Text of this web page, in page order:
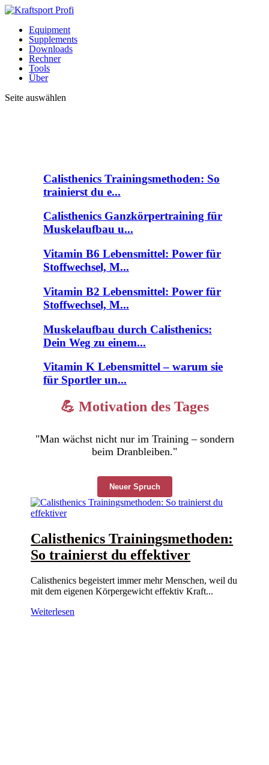
Equipment
Supplements
Downloads
Rechner
Tools
Über
Seite auswählen
Calisthenics Trainingsmethoden: So
trainierst du e...
Calisthenics Ganzkörpertraining für
Muskelaufbau u...
Vitamin B6 Lebensmittel: Power für
Stoffwechsel, M...
Vitamin B2 Lebensmittel: Power für
Stoffwechsel, M...
Muskelaufbau durch Calisthenics:
Dein Weg zu einem...
Vitamin K Lebensmittel – warum sie
für Sportler un...
💪 Motivation des Tages
"Man wächst nicht nur im Training – sondern
beim Dranbleiben."
Neuer Spruch
Calisthenics Trainingsmethoden:
So trainierst du effektiver
Calisthenics begeistert immer mehr Menschen, weil du
mit dem eigenen Körpergewicht effektiv Kraft...
Weiterlesen